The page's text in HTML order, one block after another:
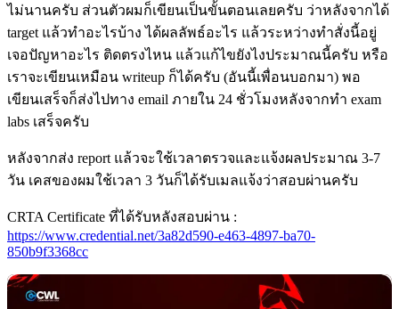
ไม่นานครับ ส่วนตัวผมก็เขียนเป็นขั้นตอนเลยครับ ว่าหลังจากได้
target แล้วทำอะไรบ้าง ได้ผลลัพธ์อะไร แล้วระหว่างทำสั่งนี้อยู่
เจอปัญหาอะไร ติดตรงไหน แล้วแก้ไขยังไงประมาณนี้ครับ หรือ
เราจะเขียนเหมือน writeup ก็ได้ครับ (อันนี้เพื่อนบอกมา) พอ
เขียนเสร็จก็ส่งไปทาง email ภายใน 24 ชั่วโมงหลังจากทำ exam
labs เสร็จครับ
หลังจากส่ง report แล้วจะใช้เวลาตรวจและแจ้งผลประมาณ 3-7
วัน เคสของผมใช้เวลา 3 วันก็ได้รับเมลแจ้งว่าสอบผ่านครับ
CRTA Certificate ที่ได้รับหลังสอบผ่าน :
https://www.credential.net/3a82d590-e463-4897-ba70-
850b9f3368cc